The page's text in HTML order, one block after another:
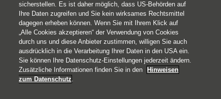
© 2026 Helvetia Schweizerische Versicherungsgesellschaft AG,
Direktion für Österreich
Jasomirgottstraße 2
1010 Wien
+43 1 533 81 55
Impressum
Rechtliche Hinweise
sicherstellen. Es ist daher möglich, dass US-Behörden auf
Ihre Daten zugreifen und Sie kein wirksames Rechtsmittel
dagegen erheben können. Wenn Sie mit Ihrem Klick auf
„Alle Cookies akzeptieren“ der Verwendung von Cookies
durch uns und diese Anbieter zustimmen, willigen Sie auch
ausdrücklich in die Verarbeitung Ihrer Daten in den USA ein.
Sie können Ihre Datenschutz-Einstellungen jederzeit ändern.
Zusätzliche Informationen finden Sie in den
Hinweisen
zum Datenschutz.